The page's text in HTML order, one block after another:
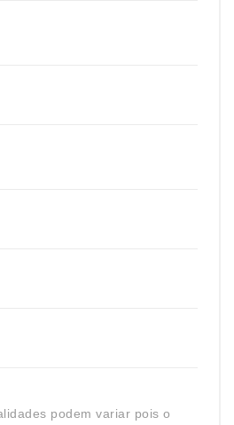
podem variar pois o